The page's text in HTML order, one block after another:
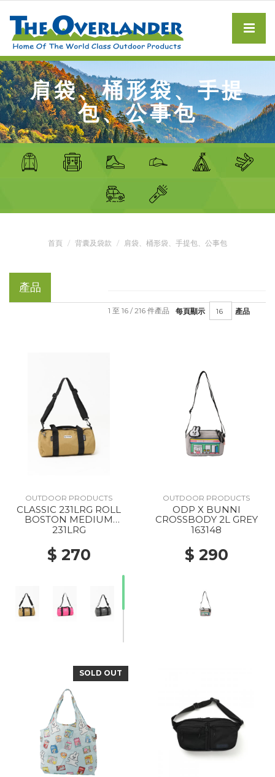
肩袋、桶形袋、手提
包、公事包
首頁 背囊及袋款 肩袋、桶形袋、手提包、公事包
產品
每頁顯示 產品
1 至 16 / 216 件產品
OUTDOOR PRODUCTS
CLASSIC 231LRG ROLL
BOSTON MEDIUM
SOLID BEIGE
231LRG
$ 270
OUTDOOR PRODUCTS
ODP X BUNNI
CROSSBODY 2L GREY
163148
$ 290
SOLD OUT